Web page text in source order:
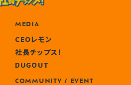
MEDIA
CEOレモン
社長チップス！
DUGOUT
COMMUNITY / EVENT